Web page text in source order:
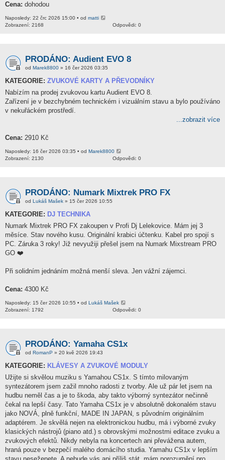
Cena: dohodou
Naposledy: 22 črc 2026 15:00 • od matti
Odpovědi: 0
Zobrazení: 2168
PRODÁNO: Audient EVO 8
od Marek8800 » 16 čer 2026 03:35
KATEGORIE: ZVUKOVÉ KARTY A PŘEVODNÍKY
Nabízím na prodej zvukovou kartu Audient EVO 8.
Zařízení je v bezchybném technickém i vizuálním stavu a bylo používáno
v nekuřáckém prostředí.
...zobrazit více
Cena: 2910 Kč
Naposledy: 16 čer 2026 03:35 • od Marek8800
Odpovědi: 0
Zobrazení: 2130
PRODÁNO: Numark Mixtrek PRO FX
od Lukáš Mašek » 15 čer 2026 10:55
KATEGORIE: DJ TECHNIKA
Numark Mixtrek PRO FX zakoupen v Profi Dj Lelekovice. Mám jej 3
měsíce. Stav nového kusu. Originální krabici účtenku. Kabel pro spojí s
PC. Záruka 3 roky! Již nevyužiji přešel jsem na Numark Mixstream PRO
GO ❤️
Při solidním jednáním možná menší sleva. Jen vážní zájemci.
Cena: 4300 Kč
Naposledy: 15 čer 2026 10:55 • od Lukáš Mašek
Odpovědi: 0
Zobrazení: 1792
PRODÁNO: Yamaha CS1x
od RomanP » 20 kvě 2026 19:43
KATEGORIE: KLÁVESY A ZVUKOVÉ MODULY
Užijte si skvělou muziku s Yamahou CS1x. S tímto milovaným
syntezátorem jsem zažil mnoho radosti z tvorby. Ale už pár let jsem na
hudbu neměl čas a je to škoda, aby takto výborný syntezátor nečinně
čekal na lepší časy. Tato Yamaha CS1x je v absolutně dokonalém stavu
jako NOVÁ, plně funkční, MADE IN JAPAN, s původním originálním
adaptérem. Je skvělá nejen na elektronickou hudbu, má i výborné zvuky
klasických nástrojů (piano atd.) s obrovskými možnostmi editace zvuku a
zvukových efektů. Nikdy nebyla na koncertech ani převážena autem,
hraná pouze v bezpečí malého domácího studia. Yamahu CS1x v lepším